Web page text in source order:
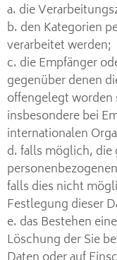
a. die
b. den Kategorien
verarbeitet werden;
c. die Empfänger
gegenüber denen
offengelegt
insbesondere bei
internationalen
d. falls möglich, die
falls dies nicht
Festlegung dieser
e. das Bestehen
Löschung der Sie